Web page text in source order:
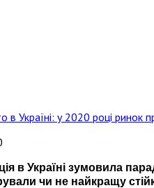
в Україні зумовила
чи не найкращу